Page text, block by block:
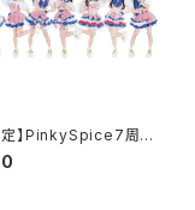
定】PinkySpice7周年
タキー